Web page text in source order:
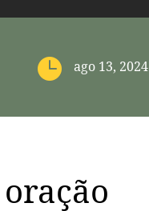
 ago 13, 2024